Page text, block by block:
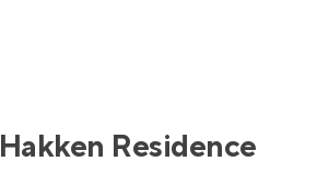
Hakken Residence